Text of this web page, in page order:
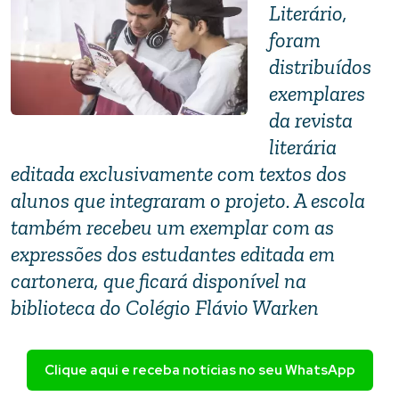
Literário,
foram
distribuídos
exemplares
da revista
literária
editada exclusivamente com textos dos
alunos que integraram o projeto. A escola
também recebeu um exemplar com as
expressões dos estudantes editada em
cartonera, que ficará disponível na
biblioteca do Colégio Flávio Warken
Clique aqui e receba notícias no seu WhatsApp